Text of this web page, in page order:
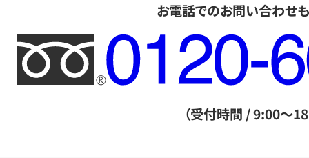
お電話でのお問い合わせ
フ
リ
ー
（受付時間 / 9:00～